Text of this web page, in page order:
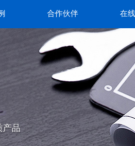
合作伙伴 在
产品